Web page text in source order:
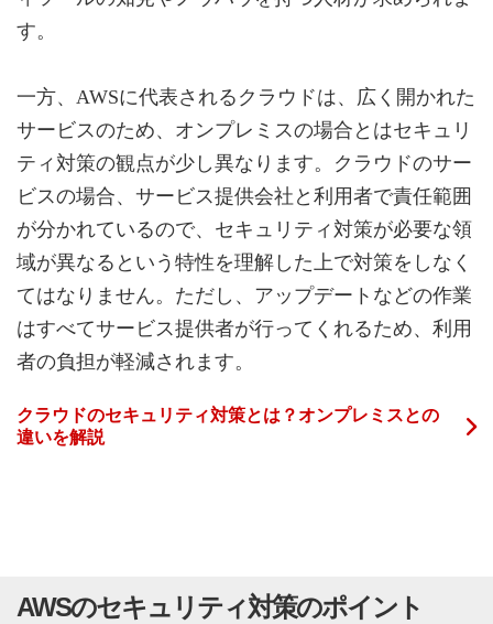
す。
一方、AWSに代表されるクラウドは、広く開かれた
サービスのため、オンプレミスの場合とはセキュリ
ティ対策の観点が少し異なります。クラウドのサー
ビスの場合、サービス提供会社と利用者で責任範囲
が分かれているので、セキュリティ対策が必要な領
域が異なるという特性を理解した上で対策をしなく
てはなりません。ただし、アップデートなどの作業
はすべてサービス提供者が行ってくれるため、利用
者の負担が軽減されます。
クラウドのセキュリティ対策とは？オンプレミスとの
違いを解説
AWSのセキュリティ対策のポイント